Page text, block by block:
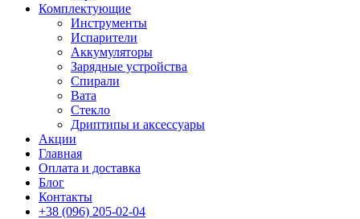
Комплектующие
Инструменты
Испарители
Аккумуляторы
Зарядные устройства
Спирали
Вата
Стекло
Дриптипы и аксессуары
Акции
Главная
Оплата и доставка
Блог
Контакты
+38 (096) 205-02-04